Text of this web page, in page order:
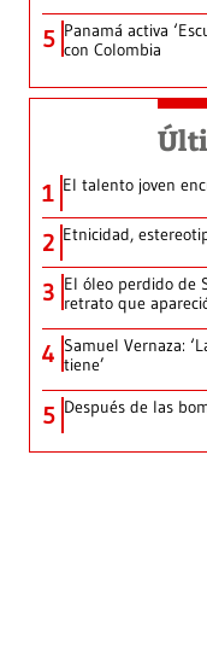
5 Panamá activa
con Colombia
1 El talento joven
2 Etnicidad,
3 El óleo perdido de
retrato que
4 Samuel Vernaza:
tiene’
5 Después de las